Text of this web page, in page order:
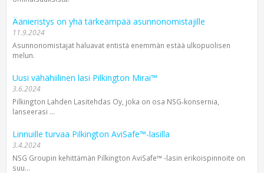
Äänieristys on yhä tärkeämpää asunnonomistajille
11.9.2024
Asunnonomistajat haluavat entistä enemmän estää ulkopuolisen
melun.
Uusi vähähiilinen lasi Pilkington Mirai™
3.6.2024
Pilkington Lahden Lasitehdas Oy, joka on osa NSG‑konsernia,
lanseerasi ...
Linnuille turvaa Pilkington AviSafe™-lasilla
3.4.2024
NSG Groupin kehittämän Pilkington AviSafe™ -lasin erikois­pinnoite on
suu...